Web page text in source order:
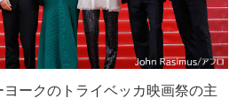
ークのトライベッカ映画祭の主